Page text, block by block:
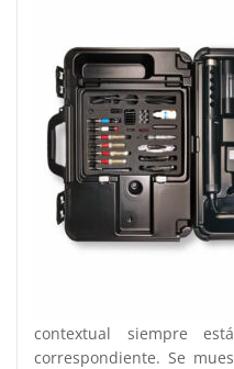
contextual siempre
correspondiente. Se